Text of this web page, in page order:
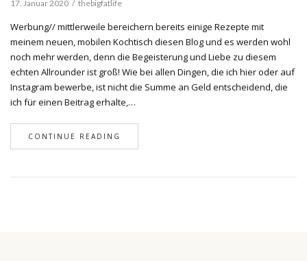
17. Januar 2020 thebigfatlife
Werbung// mittlerweile bereichern bereits einige Rezepte mit
meinem neuen, mobilen Kochtisch diesen Blog und es werden wohl
noch mehr werden, denn die Begeisterung und Liebe zu diesem
echten Allrounder ist groß! Wie bei allen Dingen, die ich hier oder auf
Instagram bewerbe, ist nicht die Summe an Geld entscheidend, die
ich für einen Beitrag erhalte,…
CONTINUE READING